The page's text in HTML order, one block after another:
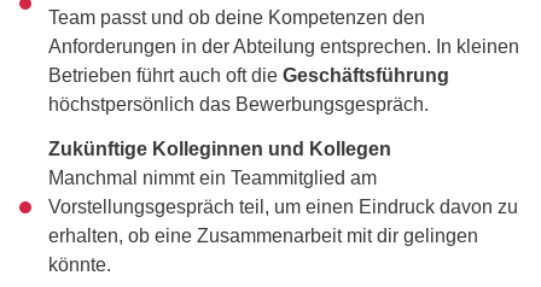
Team passt und ob deine Kompetenzen den
Anforderungen in der Abteilung entsprechen. In kleinen
Betrieben führt auch oft die Geschäftsführung
höchstpersönlich das Bewerbungsgespräch.
Zukünftige Kolleginnen und Kollegen
Manchmal nimmt ein Teammitglied am
Vorstellungsgespräch teil, um einen Eindruck davon zu
erhalten, ob eine Zusammenarbeit mit dir gelingen
könnte.